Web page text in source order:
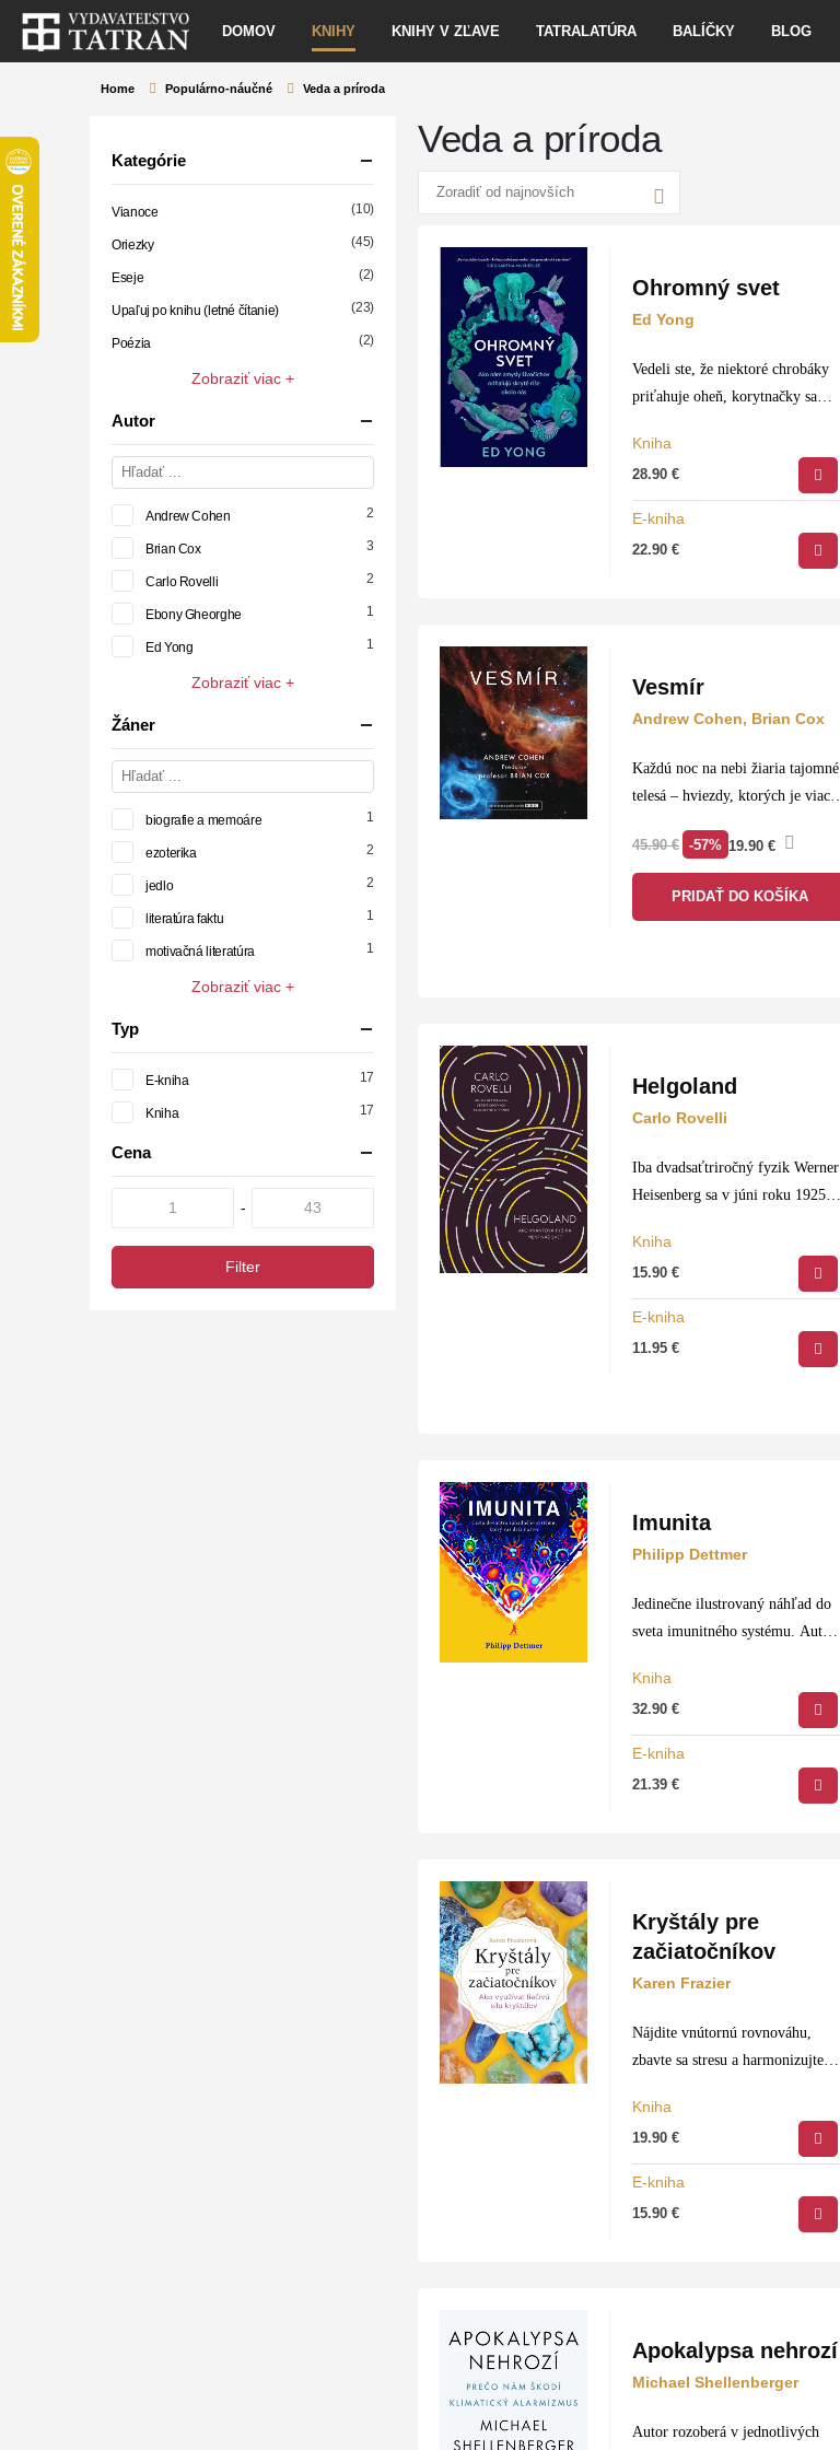
DOMOV KNIHY KNIHY V ZĽAVE TATRALATÚRA BALÍČKY BLOG
Home Populárno-náučné Veda a príroda
Veda a príroda
Ohromný svet
Ed Yong
Vedeli ste, že niektoré chrobáky
priťahuje oheň, korytnačky sa
magnetického poľa Zeme,
niektoré ryby plnia rieky
elektrickými impulzmi a že
dokonca aj podaktorí ľudia
Kniha
28.90€
E-kniha
22.90€
Vesmír
Andrew Cohen, Brian Cox
Každú noc na nebi žiaria tajomné
telesá – hviezdy, ktorých je viac
každej planéty v našej slnečnej
sústave rovnako ako čierne diery
ťažšie ako…
45.90€ -57% 19.90€
PRIDAŤ DO KOŠÍKA
Helgoland
Carlo Rovelli
Iba dvadsaťtriročný fyzik Werner
Heisenberg sa v júni roku 1925
malý ostrov bez stromov v
Severnom mori. Nikto nečakal,
že sa Helgoland stane rodiskom
Kniha
15.90€
E-kniha
11.95€
Imunita
Philipp Dettmer
Jedinečne ilustrovaný náhľad do
sveta imunitného systému. Autor,
videí, využíva svoj overený
rozprávačský štýl a čitateľom
ponúka dobrodružný výlet
krajinou ľudského tela a jeho
obranyschopnosťou. Každá
Kniha
32.90€
E-kniha
21.39€
Kryštály pre
začiatočníkov
Karen Frazier
Nájdite vnútornú rovnováhu,
zbavte sa stresu a harmonizujte si
kryštálov. Táto príručka plná
farebných fotografií vám pomôže
vybrať tie správne kryštály
priamo pre vás, predstaví vám…
Kniha
19.90€
E-kniha
15.90€
Apokalypsa nehrozí
Michael Shellenberger
Autor rozoberá v jednotlivých
Kategórie
Vianoce (10)
Oriezky (45)
Eseje (2)
Upaľuj po knihu (letné čítanie) (23)
Poézia (2)
Zobraziť viac +
Autor
Andrew Cohen 2
Brian Cox 3
Carlo Rovelli 2
Ebony Gheorghe 1
Ed Yong 1
Zobraziť viac +
Žáner
biografie a memoáre 1
ezoterika 2
jedlo 2
literatúra faktu 1
motivačná literatúra 1
Zobraziť viac +
Typ
E-kniha 17
Kniha 17
Cena
-
Filter